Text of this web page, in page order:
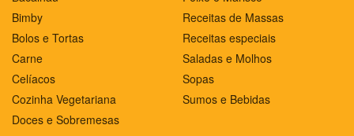
Bimby
Bolos e Tortas
Carne
Celíacos
Cozinha Vegetariana
Doces e Sobremesas
Receitas de Massas
Receitas especiais
Saladas e Molhos
Sopas
Sumos e Bebidas